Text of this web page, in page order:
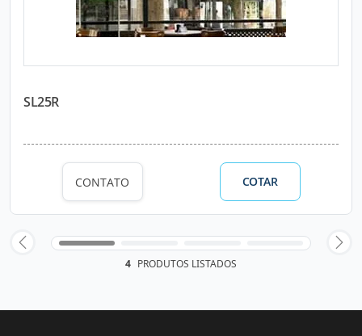
SL25R
CONTATO COTAR
4 PRODUTOS LISTADOS